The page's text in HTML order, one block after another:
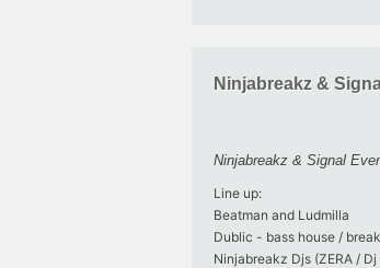
Ninjabreakz &
Ninjabreakz & Signal
Line up:
Beatman and Ludmilla
Dublic - bass house /
Ninjabreakz Djs (ZERA /